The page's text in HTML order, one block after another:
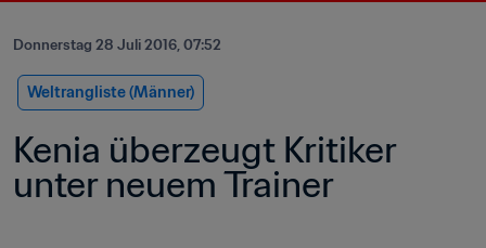
Donnerstag 28 Juli 2016, 07:52
Weltrangliste (Männer)
Kenia überzeugt Kritiker
unter neuem Trainer